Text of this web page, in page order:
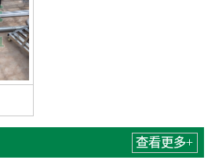
查看更多+